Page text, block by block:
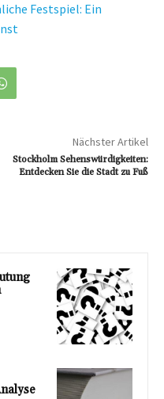
Festspiel: Ein
Nächster Artikel
Stockholm Sehenswürdigkeiten:
Entdecken Sie die Stadt zu Fuß